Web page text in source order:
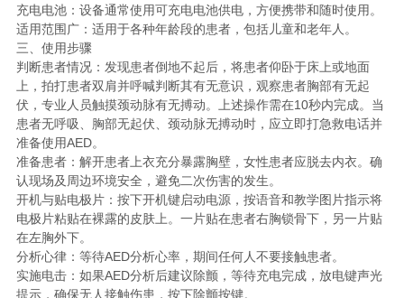
充电电池：设备通常使用可充电电池供电，方便携带和随时使用。
适用范围广：适用于各种年龄段的患者，包括儿童和老年人。
三、使用步骤
判断患者情况：发现患者倒地不起后，将患者仰卧于床上或地面
上，拍打患者双肩并呼喊判断其有无意识，观察患者胸部有无起
伏，专业人员触摸颈动脉有无搏动。上述操作需在10秒内完成。当
患者无呼吸、胸部无起伏、颈动脉无搏动时，应立即打急救电话并
准备使用AED。
准备患者：解开患者上衣充分暴露胸壁，女性患者应脱去内衣。确
认现场及周边环境安全，避免二次伤害的发生。
开机与贴电极片：按下开机键启动电源，按语音和教学图片指示将
电极片粘贴在裸露的皮肤上。一片贴在患者右胸锁骨下，另一片贴
在左胸外下。
分析心律：等待AED分析心率，期间任何人不要接触患者。
实施电击：如果AED分析后建议除颤，等待充电完成，放电键声光
提示，确保无人接触伤患，按下除颤按键。